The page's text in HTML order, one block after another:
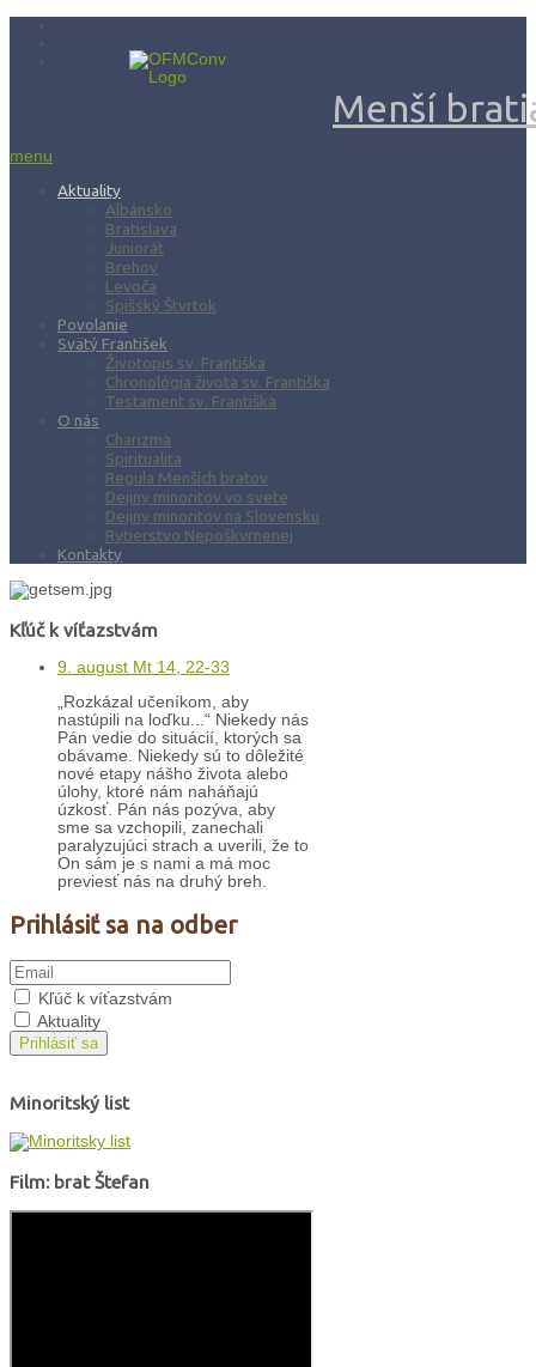
Menší
menu
Aktuality
Albánsko
Bratislava
Juniorát
Brehov
Levoča
Spišský Štvrtok
Povolanie
Svätý František
Životopis sv. Františka
Chronológia života sv. Františka
Testament sv. Františka
O nás
Charizma
Spiritualita
Regula Menších bratov
Dejiny minoritov vo svete
Dejiny minoritov na Slovensku
Rytierstvo Nepoškvrnenej
Kontakty
Kľúč k víťazstvám
9. august Mt 14, 22-33
„Rozkázal učeníkom, aby
nastúpili na loďku...“ Niekedy nás
Pán vedie do situácií, ktorých sa
obávame. Niekedy sú to dôležité
nové etapy nášho života alebo
úlohy, ktoré nám naháňajú
úzkosť. Pán nás pozýva, aby
sme sa vzchopili, zanechali
paralyzujúci strach a uverili, že to
On sám je s nami a má moc
previesť nás na druhý breh.
Prihlásiť sa na odber
Kľúč k víťazstvám
Aktuality
Prihlásiť sa
Minoritský list
Film: brat Štefan